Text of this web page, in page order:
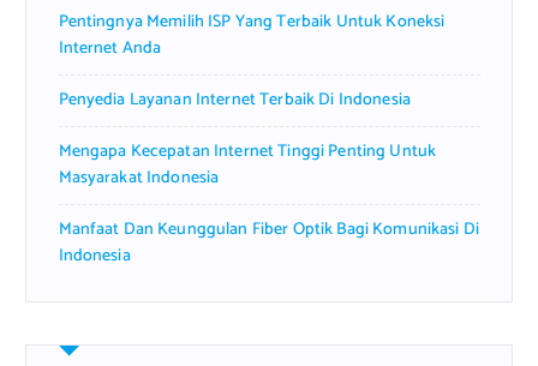
Pentingnya Memilih ISP Yang Terbaik Untuk Koneksi
Internet Anda
Penyedia Layanan Internet Terbaik Di Indonesia
Mengapa Kecepatan Internet Tinggi Penting Untuk
Masyarakat Indonesia
Manfaat Dan Keunggulan Fiber Optik Bagi Komunikasi Di
Indonesia